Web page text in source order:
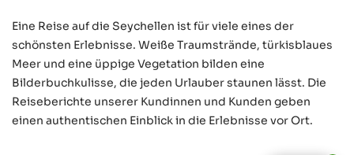
Eine Reise auf die Seychellen ist für viele eines der
schönsten Erlebnisse. Weiße Traumstrände, türkisblaues
Meer und eine üppige Vegetation bilden eine
Bilderbuchkulisse, die jeden Urlauber staunen lässt. Die
Reiseberichte unserer Kundinnen und Kunden geben
einen authentischen Einblick in die Erlebnisse vor Ort.